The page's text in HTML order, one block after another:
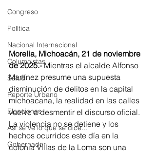
Congreso
Política
Nacional Internacional
Columnistas
Salud
Reporte Urbano
Elecciones
Así se ve lo que se dice...
Gobernador
Morelia, Michoacán, 21 de noviembre
de 2025.- Mientras el alcalde Alfonso
Martínez presume una supuesta
disminución de delitos en la capital
michoacana, la realidad en las calles
vuelve a desmentir el discurso oficial.
La violencia no se detiene y los
hechos ocurridos este día en la
colonia Villas de la Loma son una